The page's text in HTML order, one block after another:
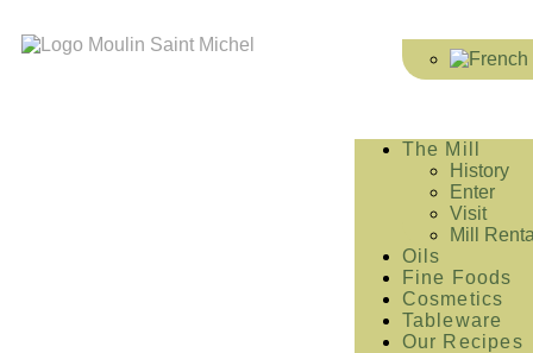
The Mill
History
Enter
Visit
Mill
Oils
Fine Foods
Cosmetics
Tableware
Our Recipes